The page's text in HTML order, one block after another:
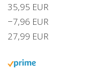
35,95 EUR
−7,96 EUR
27,99 EUR